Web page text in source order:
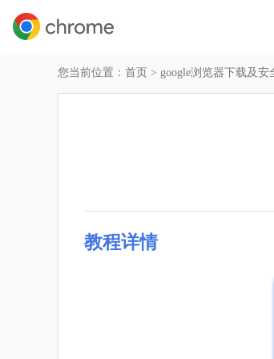
您当前位置： 首页 > google浏览器下载及
教程详情